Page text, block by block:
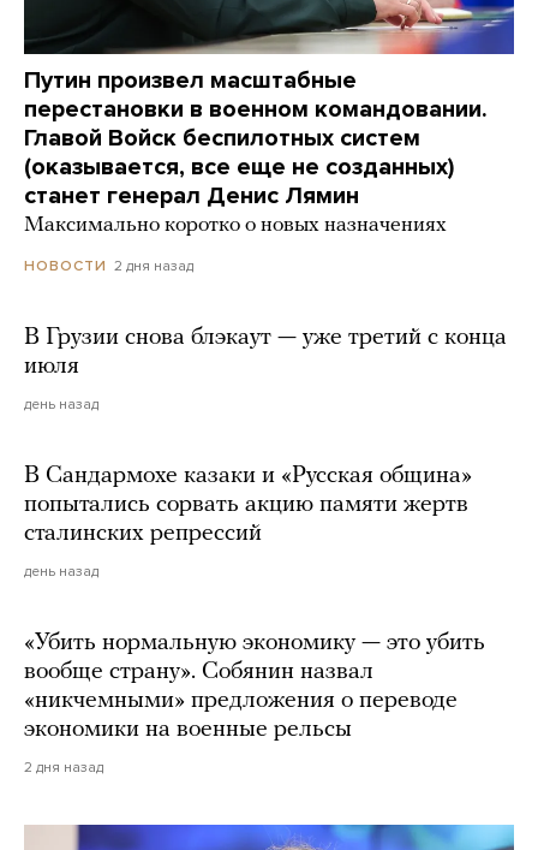
Путин произвел масштабные
перестановки в военном командовании.
Главой Войск беспилотных систем
(оказывается, все еще не созданных)
станет генерал Денис Лямин
Максимально коротко о новых назначениях
НОВОСТИ 2 дня назад
В Грузии снова блэкаут — уже третий с конца
июля
день назад
В Сандармохе казаки и «Русская община»
попытались сорвать акцию памяти жертв
сталинских репрессий
день назад
«Убить нормальную экономику — это убить
вообще страну». Собянин назвал
«никчемными» предложения о переводе
экономики на военные рельсы
2 дня назад